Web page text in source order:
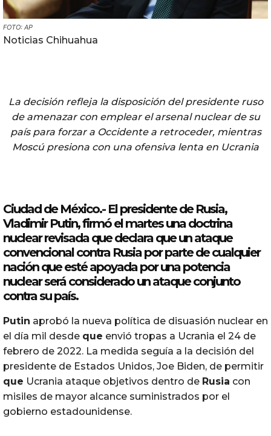
FOTO: AP
Noticias Chihuahua
La decisión refleja la disposición del presidente ruso
de amenazar con emplear el arsenal nuclear de su
país para forzar a Occidente a retroceder, mientras
Moscú presiona con una ofensiva lenta en Ucrania
Ciudad de México.- El presidente deRusia,
VladimirPutin, firmó el martes unadoctrina
nuclear revisadaquedeclaraqueun ataque
convencional contra Rusiapor parte de cualquier
naciónqueesté apoyada por una potencia
nuclear será considerado un ataque conjunto
contrasu país.
Putin aprobó la nueva política de disuasión nuclear en
el día mil desde que envió tropas a Ucrania el 24 de
febrero de 2022. La medida seguía a la decisión del
presidente de Estados Unidos, Joe Biden, de permitir
que Ucrania ataque objetivos dentro de Rusia con
misiles de mayor alcance suministrados por el
gobierno estadounidense.